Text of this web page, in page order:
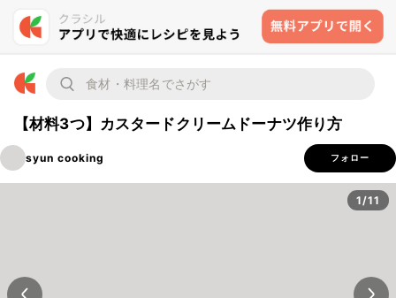
【材料3つ】カスタードクリームドーナツ作り方
syun cooking フォロー
1/11